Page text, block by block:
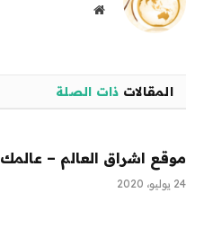
موقع
المقالات ذات الصلة
موقع اشراق العالم –
24 يوليو، 2020